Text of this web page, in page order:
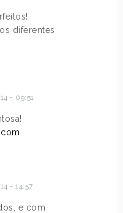
diferentes
- 09:51
- 14:57
e com